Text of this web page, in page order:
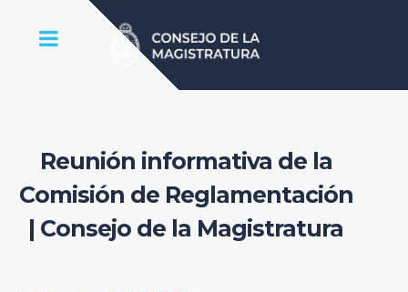
Reunión informativa de la
Comisión de Reglamentación
| Consejo de la Magistratura